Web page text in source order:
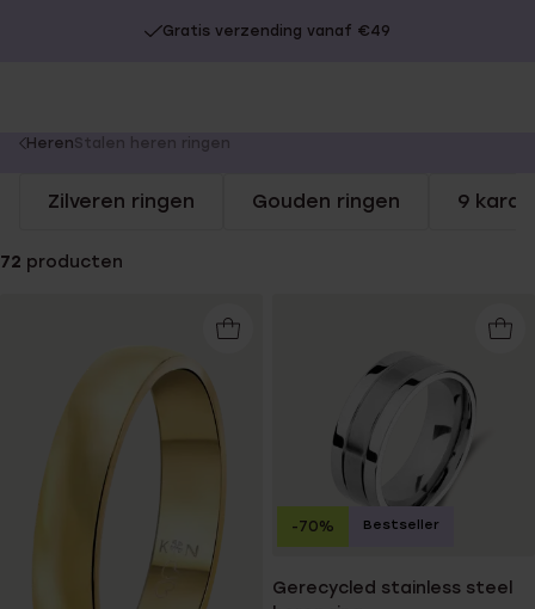
Gratis verzending vanaf €49
You
here:
HerenStalen heren ringen
Zilveren ringen Gouden ringen 9
72 producten
Gerecycled stainless steel
-70% Bestseller